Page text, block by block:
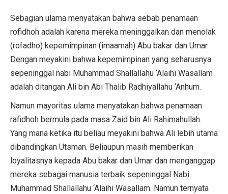
Sebagian ulama menyatakan bahwa sebab penamaan
rofidhoh adalah karena mereka meninggalkan dan menolak
(rofadho) kepemimpinan (imaamah) Abu bakar dan Umar.
Dengan meyakini bahwa kepemimpinan yang seharusnya
sepeninggal nabi Muhammad Shallallahu ‘Alaihi Wasallam
adalah ditangan Ali bin Abi Thalib Radhiyallahu ‘Anhum.
Namun mayoritas ulama menyatakan bahwa penamaan
rafidhoh bermula pada masa Zaid bin Ali Rahimahullah.
Yang mana ketika itu beliau meyakini bahwa Ali lebih utama
dibandingkan Utsman. Beliaupun masih memberikan
loyalitasnya kepada Abu bakar dan Umar dan menganggap
mereka sebagai manusia terbaik sepeninggal Nabi
Muhammad Shallallahu ‘Alaihi Wasallam. Namun ternyata